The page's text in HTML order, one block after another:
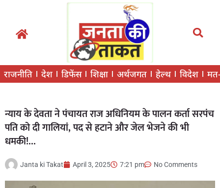
राजनीति देश डिफेंस शिक्षा अर्थजगत हेल्थ विदेश
न्याय के देवता ने पंचायत राज अधिनियम के पालन कर्ता सरपंच
पति को दी गालियां, पद से हटाने और जेल भेजने की भी
धमकी!…
Janta ki Takat April 3, 2025 7:21 pm No Comments